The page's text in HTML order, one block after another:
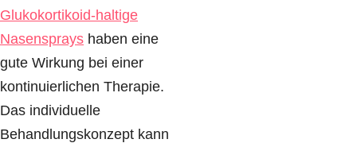
Glukokortikoid-haltige
Nasensprays haben eine
gute Wirkung bei einer
kontinuierlichen Therapie.
Das individuelle
Behandlungskonzept kann